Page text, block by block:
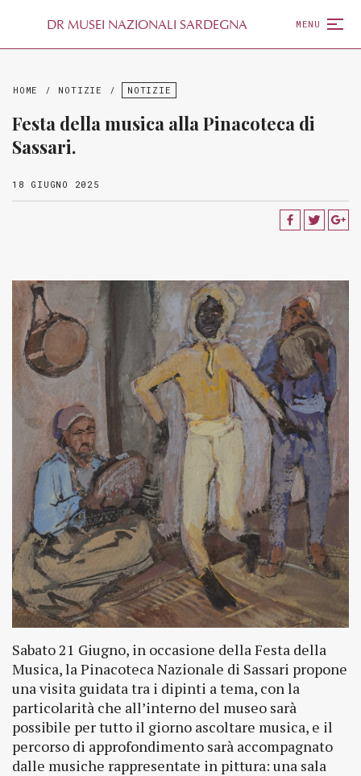
DR MUSEI NAZIONALI SARDEGNA MENU
HOME / NOTIZIE / NOTIZIE
Festa della musica alla Pinacoteca di
Sassari.
18 GIUGNO 2025
Sabato 21 Giugno, in occasione della Festa della
Musica, la Pinacoteca Nazionale di Sassari propone
una visita guidata tra i dipinti a tema, con la
particolarità che all’interno del museo sarà
possibile per tutto il giorno ascoltare musica, e il
percorso di approfondimento sarà accompagnato
dalle musiche rappresentate in pittura: una sala